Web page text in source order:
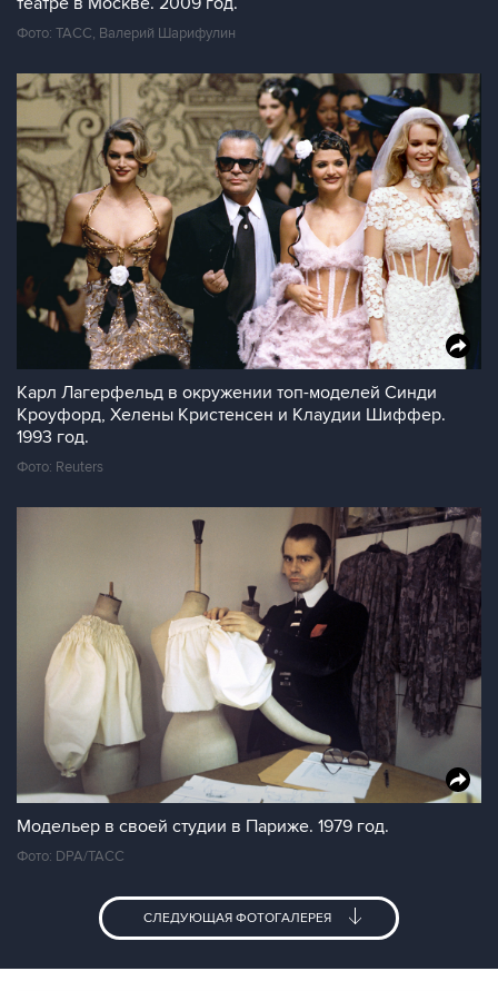
Фото: ТАСС, Валерий Шарифулин
Карл Лагерфельд в окружении топ-моделей Синди
Кроуфорд, Хелены Кристенсен и Клаудии Шиффер.
1993 год.
Фото: Reuters
Модельер в своей студии в Париже. 1979 год.
Фото: DPA/ТАСС
СЛЕДУЮЩАЯ ФОТОГАЛЕРЕЯ